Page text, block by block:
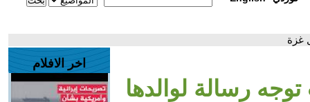
غزة
رسالة لوالدها
اخر الافلام